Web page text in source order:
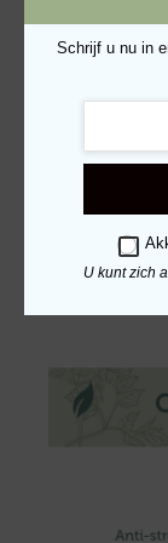
Schrijf u nu in
U kunt zich